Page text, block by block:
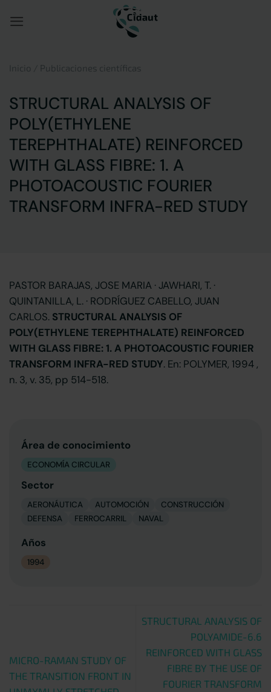
Inicio Publicaciones científicas
STRUCTURAL ANALYSIS OF
POLY(ETHYLENE
TEREPHTHALATE) REINFORCED
WITH GLASS FIBRE: 1. A
PHOTOACOUSTIC FOURIER
TRANSFORM INFRA-RED STUDY
PASTOR BARAJAS, JOSE MARIA · JAWHARI, T. ·
QUINTANILLA, L. · RODRÍGUEZ CABELLO, JUAN
CARLOS. STRUCTURAL ANALYSIS OF
POLY(ETHYLENE TEREPHTHALATE) REINFORCED
WITH GLASS FIBRE: 1. A PHOTOACOUSTIC FOURIER
TRANSFORM INFRA-RED STUDY. En: POLYMER, 1994 ,
n. 3, v. 35, pp 514-518.
Área de conocimiento
ECONOMÍA CIRCULAR
Sector
AERONÁUTICA AUTOMOCIÓN
CONSTRUCCIÓN
DEFENSA
FERROCARRIL NAVAL
Años
1994
MICRO-RAMAN STUDY OF
THE TRANSITION FRONT IN
STRUCTURAL ANALYSIS OF
POLYAMIDE-6.6
REINFORCED WITH GLASS
FIBRE BY THE USE OF
FOURIER TRANSFORM